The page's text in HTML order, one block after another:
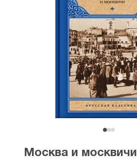
Москва и москвичи